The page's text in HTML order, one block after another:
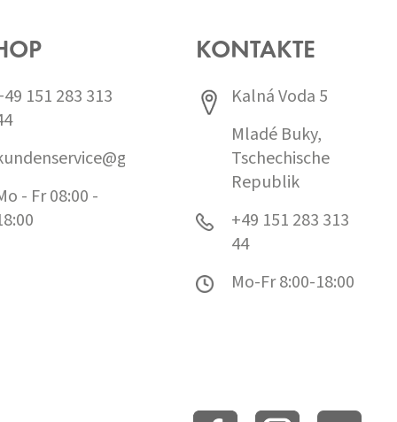
151 283 313
- Fr 08:00 -
KONTAKTE
Kalná Voda 5
Mladé Buky,
Tschechische
Republik
+49 151 283 313
44
Mo-Fr 8:00-18:00